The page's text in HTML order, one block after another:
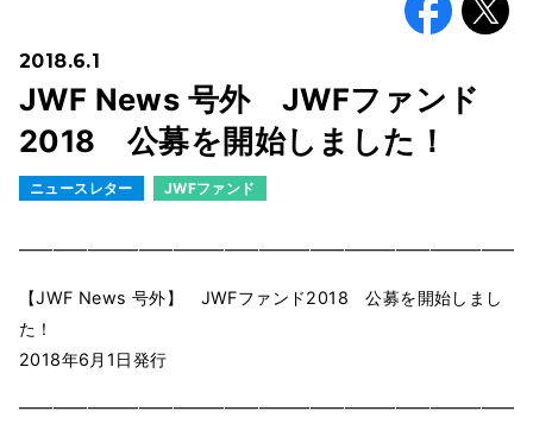
2018.6.1
JWF News 号外 JWFファンド
2018 公募を開始しました！
ニュースレター JWFファンド
【JWF News 号外】 JWFファンド2018 公募を開始しまし
た！
2018年6月1日発行